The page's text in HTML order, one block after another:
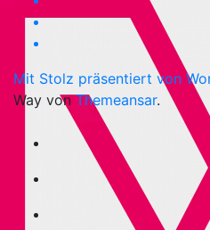
Mit Stolz präsentiert von
Way vonThemeansar.